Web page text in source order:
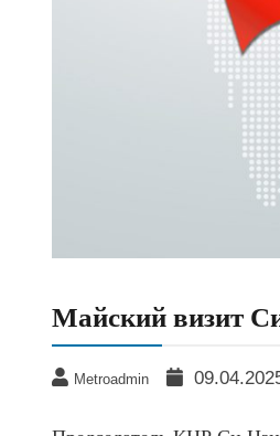
Майский визит
Metroadmin